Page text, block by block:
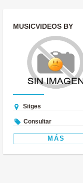
MUSICVIDEOS BY
MANUEL MIRA,
VIDEOCLIPS
MUSICALES
Sitges
Consultar
MÁS